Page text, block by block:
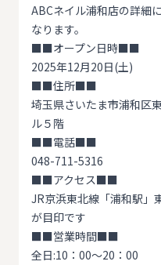
ABCネイル浦和店の詳細
なります。
■■オープン日時■■
2025年12月20日(土)
■■住所■■
埼玉県さいたま市浦和区
ル５階
■■電話■■
048-711-5316
■■アクセス■■
JR京浜東北線「浦和駅
が目印です
■■営業時間■■
全日:10：00～20：00